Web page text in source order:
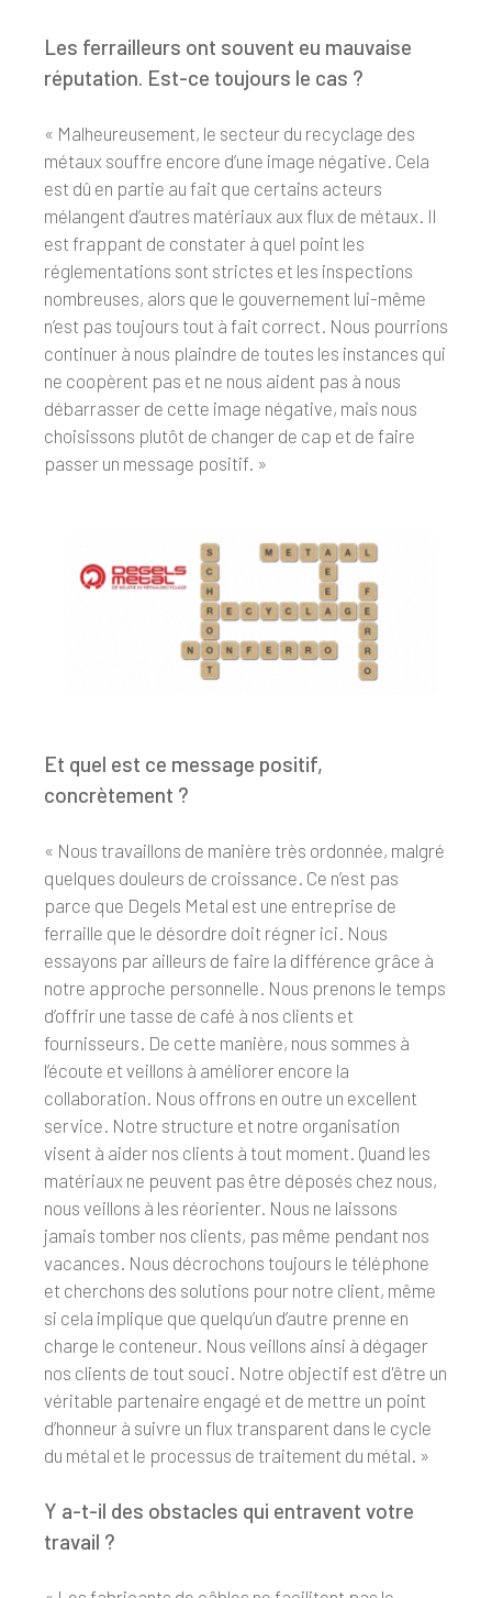
Les ferrailleurs ont souvent eu mauvaise
réputation. Est-ce toujours le cas ?
« Malheureusement, le secteur du recyclage des
métaux souffre encore d’une image négative. Cela
est dû en partie au fait que certains acteurs
mélangent d’autres matériaux aux flux de métaux. Il
est frappant de constater à quel point les
réglementations sont strictes et les inspections
nombreuses, alors que le gouvernement lui-même
n’est pas toujours tout à fait correct. Nous pourrions
continuer à nous plaindre de toutes les instances qui
ne coopèrent pas et ne nous aident pas à nous
débarrasser de cette image négative, mais nous
choisissons plutôt de changer de cap et de faire
passer un message positif. »
Et quel est ce message positif,
concrètement ?
« Nous travaillons de manière très ordonnée, malgré
quelques douleurs de croissance. Ce n’est pas
parce que Degels Metal est une entreprise de
ferraille que le désordre doit régner ici. Nous
essayons par ailleurs de faire la différence grâce à
notre approche personnelle. Nous prenons le temps
d’offrir une tasse de café à nos clients et
fournisseurs. De cette manière, nous sommes à
l’écoute et veillons à améliorer encore la
collaboration. Nous offrons en outre un excellent
service. Notre structure et notre organisation
visent à aider nos clients à tout moment. Quand les
matériaux ne peuvent pas être déposés chez nous,
nous veillons à les réorienter. Nous ne laissons
jamais tomber nos clients, pas même pendant nos
vacances. Nous décrochons toujours le téléphone
et cherchons des solutions pour notre client, même
si cela implique que quelqu’un d’autre prenne en
charge le conteneur. Nous veillons ainsi à dégager
nos clients de tout souci. Notre objectif est d'être un
véritable partenaire engagé et de mettre un point
d’honneur à suivre un flux transparent dans le cycle
du métal et le processus de traitement du métal. »
Y a-t-il des obstacles qui entravent votre
travail ?